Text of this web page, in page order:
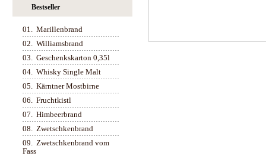
Bestseller
01. Marillenbrand
02. Williamsbrand
03. Geschenkskarton 0,35l
04. Whisky Single Malt
05. Kärntner Mostbirne
06. Fruchtkistl
07. Himbeerbrand
08. Zwetschkenbrand
09. Zwetschkenbrand vom
Fass